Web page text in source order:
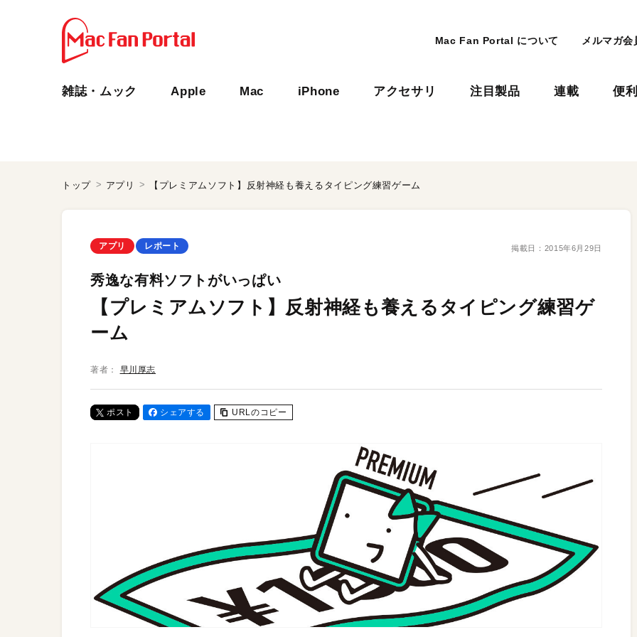
Mac Fan Portal について メルマガ会
雑誌・ムック Apple Mac iPhone アクセサリ 注目製品 連載 便
トップ アプリ 【プレミアムソフト】反射神経も養えるタイピング練習ゲーム
アプリ レポート 掲載日： 2015年6月29日
秀逸な有料ソフトがいっぱい
【プレミアムソフト】反射神経も養えるタイピング練習ゲ
ーム
著者： 早川厚志
ポスト シェアする URLのコピー